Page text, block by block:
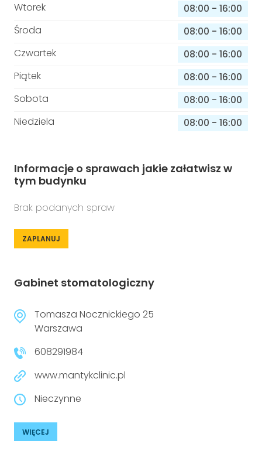
Wtorek
08:00 - 16:00
Środa
08:00 - 16:00
Czwartek
08:00 - 16:00
Piątek
08:00 - 16:00
Sobota
08:00 - 16:00
Niedziela
08:00 - 16:00
Informacje o sprawach jakie załatwisz w
tym budynku
Brak podanych spraw
ZAPLANUJ
Gabinet stomatologiczny
Tomasza Nocznickiego 25
Warszawa
608291984
www.mantykclinic.pl
Nieczynne
WIĘCEJ